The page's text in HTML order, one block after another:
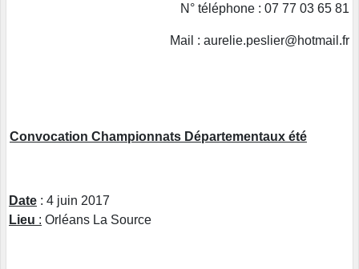
N° téléphone : 07 77 03 65 81
Mail : aurelie.peslier@hotmail.fr
Convocation Championnats Départementaux été
Date : 4 juin 2017
Lieu : Orléans La Source